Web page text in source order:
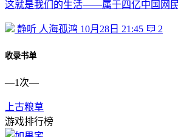
这就是我们的生活——属于四亿中国网民
静听 人海孤鸿 10月28日 21:45 2
收录书单
—1次—
上古粮草
游戏排行榜